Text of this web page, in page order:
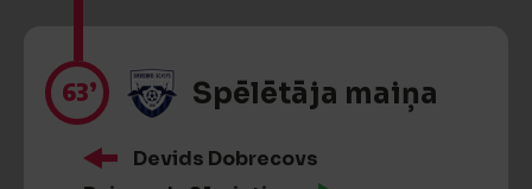
63’ Spēlētāja maiņa
Devids Dobrecovs